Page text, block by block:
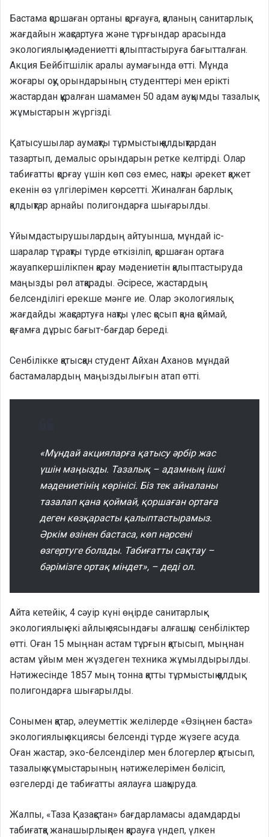
Бастама қоршаған ортаны қорғауға, қаланың санитарлық
жағдайын жақсартуға және тұрғындар арасында
экологиялық мәдениетті қалыптастыруға бағытталған.
Акция Бейбітшілік аралы аумағында өтті. Мұнда
жоғары оқу орындарының студенттері мен ерікті
жастардан құралған шамамен 50 адам ауқымды тазалық
жұмыстарын жүргізді.
Қатысушылар аумақты тұрмыстық қалдықтардан
тазартып, демалыс орындарын ретке келтірді. Олар
табиғатты қорғау үшін көп сөз емес, нақты әрекет қажет
екенін өз үлгілерімен көрсетті. Жиналған барлық
қалдықтар арнайы полигондарға шығарылды.
Ұйымдастырушылардың айтуынша, мұндай іс-
шаралар тұрақты түрде өткізіліп, қоршаған ортаға
жауапкершілікпен қарау мәдениетін қалыптастыруда
маңызды рөл атқарады. Әсіресе, жастардың
белсенділігі ерекше мәнге ие. Олар экологиялық
жағдайды жақсартуға нақты үлес қосып қана қоймай,
қоғамға дұрыс бағыт-бағдар береді.
Сенбілікке қатысқан студент Айхан Аханов мұндай
бастамалардың маңыздылығын атап өтті.
«Мұндай акцияларға қатысу әрбір жас
үшін маңызды. Тазалық – адамның ішкі
мәдениетінің көрінісі. Біз тек айналаны
тазалап қана қоймай, қоршаған ортаға
деген көзқарасты қалыптастырамыз.
Әркім өзінен бастаса, көп нәрсені
өзгертуге болады. Табиғатты сақтау –
бәрімізге ортақ міндет», – деді ол.
Айта кетейік, 4 сәуір күні өңірде санитарлық-
экологиялық екі айлық аясындағы алғашқы сенбіліктер
өтті. Оған 15 мыңнан астам тұрғын қатысып, мыңнан
астам ұйым мен жүздеген техника жұмылдырылды.
Нәтижесінде 1857 мың тонна қатты тұрмыстық қалдық
полигондарға шығарылды.
Сонымен қатар, әлеуметтік желілерде «Өзіңнен баста»
экологиялық акциясы белсенді түрде жүзеге асуда.
Оған жастар, эко-белсенділер мен блогерлер қатысып,
тазалық жұмыстарының нәтижелерімен бөлісіп,
өзгелерді де табиғатты аялауға шақыруда.
Жалпы, «Таза Қазақстан» бағдарламасы адамдарды
табиғатқа жанашырлықпен қарауға үндеп, үлкен